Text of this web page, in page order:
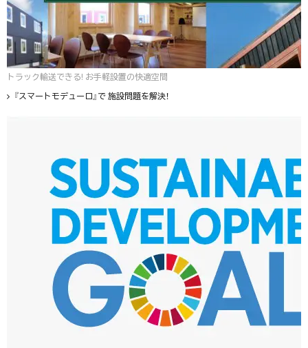
トラック輸送できる! お手軽設置の快適空間
『スマートモデューロ』で 施設問題を解決！